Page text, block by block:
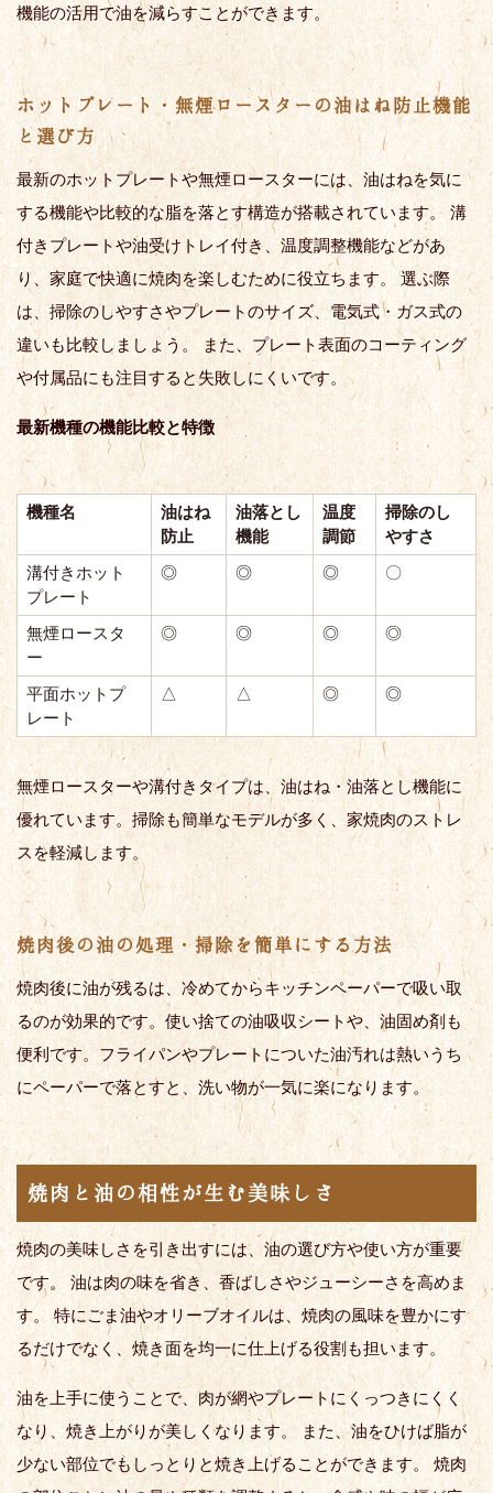
機能の活用で油を減らすことができます。
ホットプレート・無煙ロースターの油はね防止機能
と選び方
最新のホットプレートや無煙ロースターには、油はねを気に
する機能や比較的な脂を落とす構造が搭載されています。 溝
付きプレートや油受けトレイ付き、温度調整機能などがあ
り、家庭で快適に焼肉を楽しむために役立ちます。 選ぶ​​際
は、掃除のしやすさやプレートのサイズ、電気式・ガス式の
違いも比較しましょう。 また、プレート表面のコーティング
や付属品にも注目すると失敗しにくいです。
最新機種の機能比較と特徴
機種名
油はね
防止
油落とし
機能
温度
調節
掃除のし
やすさ
溝付きホット
プレート
◎ ◎ ◎ 〇
無煙ロースタ
ー
◎ ◎ ◎ ◎
平面ホットプ
レート
△ △ ◎ ◎
無煙ロースターや溝付きタイプは、油はね・油落とし機能に
優れています。掃除も簡単なモデルが多く、家焼肉のストレ
スを軽減します。
焼肉後の油の処理・掃除を簡単にする方法
焼肉後に油が残るは、冷めてからキッチンペーパーで吸い取
るのが効果的です。使い捨ての油吸収シートや、油固め剤も
便利です。フライパンやプレートについた油汚れは熱いうち
にペーパーで落とすと、洗い物が一気に楽になります。
焼肉と油の相性が生む美味しさ
焼肉の美味しさを引き出すには、油の選び方や使い方が重要
です。 油は肉の味を省き、香ばしさやジューシーさを高めま
す。 特にごま油やオリーブオイルは、焼肉の風味を豊かにす
るだけでなく、焼き面を均一に仕上げる役割も担います。
油を上手に使うことで、肉が網やプレートにくっつきにくく
なり、焼き上がりが美しくなります。 また、油をひけば脂が
少ない部位でもしっとりと焼き上げることができます。 焼肉